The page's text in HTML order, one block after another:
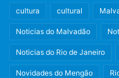
cultura cultural
Noticias do Malvadão
Noticias do Rio de Janeiro
Novidades do Mengão